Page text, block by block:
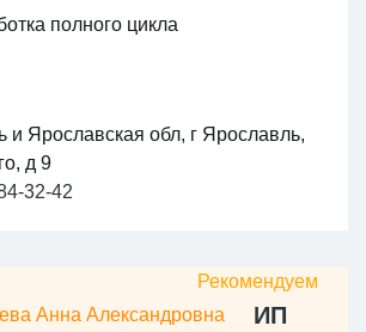
полного цикла
и Ярославская обл, г Ярославль,
д 9
32-42
ИП